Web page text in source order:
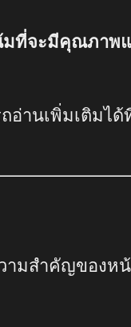
มที่จะมีคุณภาพ
อ่านเพิ่มเติมได้
ามสำคัญของหน้